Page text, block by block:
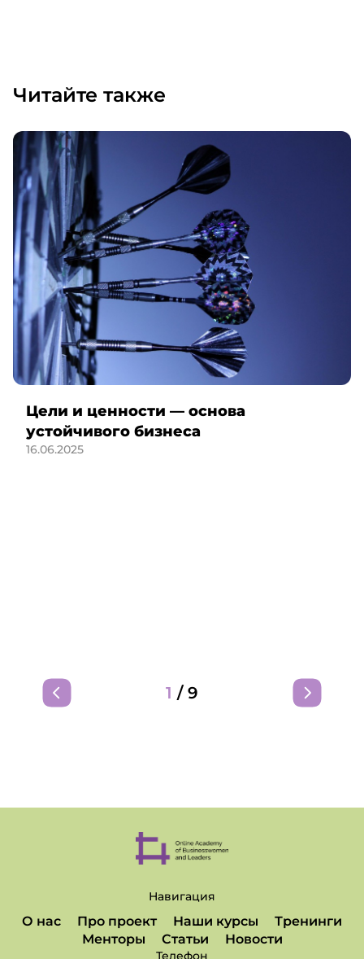
Читайте также
Цели и ценности — основа
устойчивого бизнеса
16.06.2025
1 / 9
Навигация
О нас Про проект Наши курсы
Тренинги
Менторы
Статьи Новости
Телефон